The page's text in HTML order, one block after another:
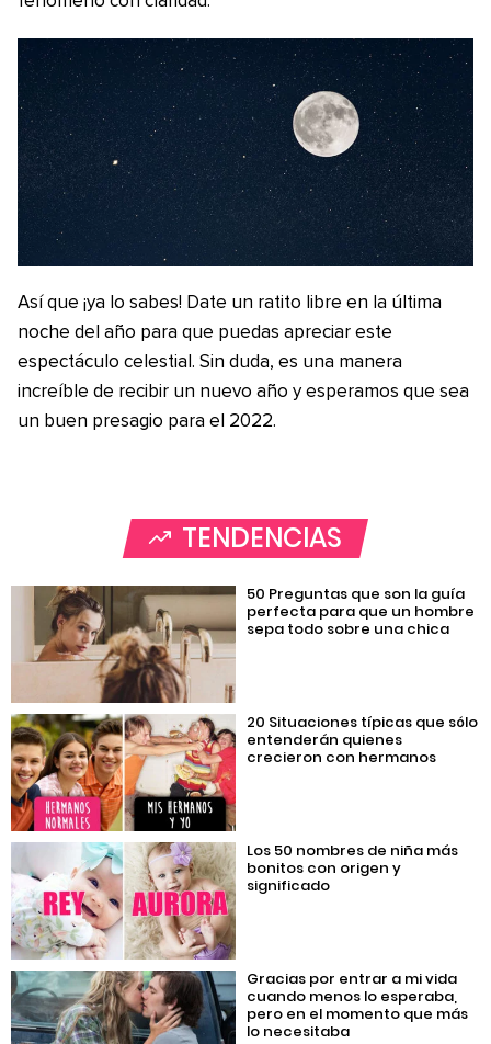
Así que ¡ya lo sabes! Date un ratito libre en la última
noche del año para que puedas apreciar este
espectáculo celestial. Sin duda, es una manera
increíble de recibir un nuevo año y esperamos que sea
un buen presagio para el 2022.
TENDENCIAS
50 Preguntas que son la guía
perfecta para que un hombre
sepa todo sobre una chica
20 Situaciones típicas que sólo
entenderán quienes
crecieron con hermanos
Los 50 nombres de niña más
bonitos con origen y
significado
Gracias por entrar a mi vida
cuando menos lo esperaba,
pero en el momento que más
lo necesitaba